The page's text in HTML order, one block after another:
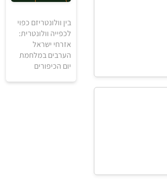
בין וולונטריזם כפוי
לכפייה וולונטרית:
אזרחי ישראל
הערבים במלחמת
יום הכיפורים